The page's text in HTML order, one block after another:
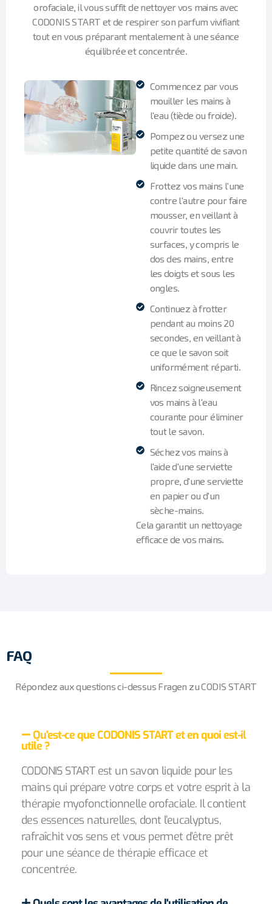
orofaciale, il vous suffit de nettoyer vos mains avec
CODONIS START et de respirer son parfum vivifiant
tout en vous préparant mentalement à une séance
équilibrée et concentrée.
Commencez par vous
mouiller les mains à
l'eau (tiède ou froide).
Pompez ou versez une
petite quantité de savon
liquide dans une main.
Frottez vos mains l'une
contre l'autre pour faire
mousser, en veillant à
couvrir toutes les
surfaces, y compris le
dos des mains, entre
les doigts et sous les
ongles.
Continuez à frotter
pendant au moins 20
secondes, en veillant à
ce que le savon soit
uniformément réparti.
Rincez soigneusement
vos mains à l'eau
courante pour éliminer
tout le savon.
Séchez vos mains à
l'aide d'une serviette
propre, d'une serviette
en papier ou d'un
sèche-mains.
Cela garantit un nettoyage
efficace de vos mains.
FAQ
Répondez aux questions ci-dessus Fragen zu CODIS START
Qu'est-ce que CODONIS START et en quoi est-il
utile ?
CODONIS START est un savon liquide pour les
mains qui prépare votre corps et votre esprit à la
thérapie myofonctionnelle orofaciale. Il contient
des essences naturelles, dont l’eucalyptus,
rafraîchit vos sens et vous permet d’être prêt
pour une séance de thérapie efficace et
concentrée.